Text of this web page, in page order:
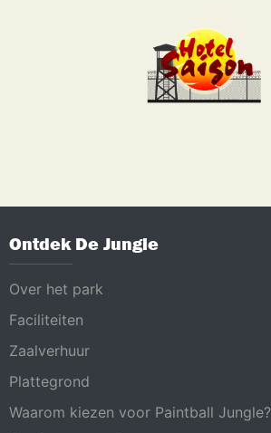
Ontdek De Jungle
Over het park
Faciliteiten
Zaalverhuur
Plattegrond
Waarom kiezen voor Paintball Jungle?